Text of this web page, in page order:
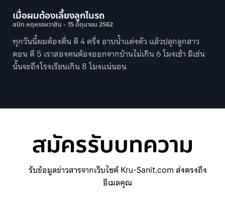
เมื่อผมต้องเลี้ยงลูกในรถ
สนิท หฤหรรษวาสิน 15 มิถุนายน 2562
ทุกวันนี้ผมต้องตื่น ตี 4 ครึ่ง อาบน้ำแต่งตัว แล้วปลุกลูกสาว
ตอน ตี 5 เราสองคนต้องออกจากบ้านไม่เกิน 6 โมงเช้า มิเช่น
น้ันจะถึงโรงเรียนเกิน 8 โมงแน่นอน
สมัครรับบทความ
รับข้อมูลข่าวสารจากเว็บไซต์ Kru-Sanit.com ส่งตรงถึง
อีเมลคุณ